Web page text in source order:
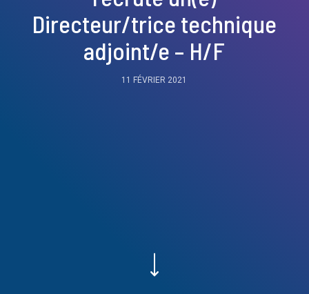
Directeur/trice technique
adjoint/e – H/F
11 FÉVRIER 2021